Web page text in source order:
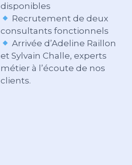
disponibles
Recrutement de deux
consultants fonctionnels
Arrivée d’Adeline Raillon
et Sylvain Challe, experts
métier à l’écoute de nos
clients.